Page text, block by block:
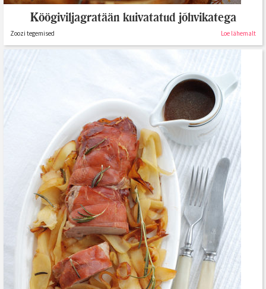
Köögiviljagratään kuivatatud jõhvikatega
Zoozi tegemised Loe lähemalt